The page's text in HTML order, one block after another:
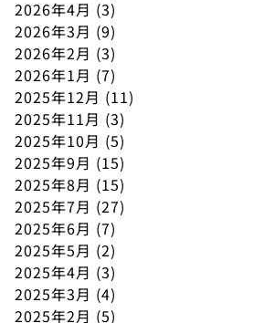
2026年4月 (3)
2026年3月 (9)
2026年2月 (3)
2026年1月 (7)
2025年12月 (11)
2025年11月 (3)
2025年10月 (5)
2025年9月 (15)
2025年8月 (15)
2025年7月 (27)
2025年6月 (7)
2025年5月 (2)
2025年4月 (3)
2025年3月 (4)
2025年2月 (5)